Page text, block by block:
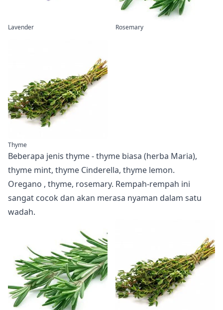
Lavender Rosemary
Thyme
Beberapa jenis thyme - thyme biasa (herba Maria),
thyme mint, thyme Cinderella, thyme lemon.
Oregano , thyme, rosemary. Rempah-rempah ini
sangat cocok dan akan merasa nyaman dalam satu
wadah.